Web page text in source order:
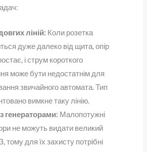
ліній: Коли розетка
дуже далеко від щита, опір
і струм короткого
може бути недостатнім для
звичайного автомата. Тип
вимкне таку лінію.
генераторами: Малопотужні
не можуть видати великий
тому для їх захисту потрібні